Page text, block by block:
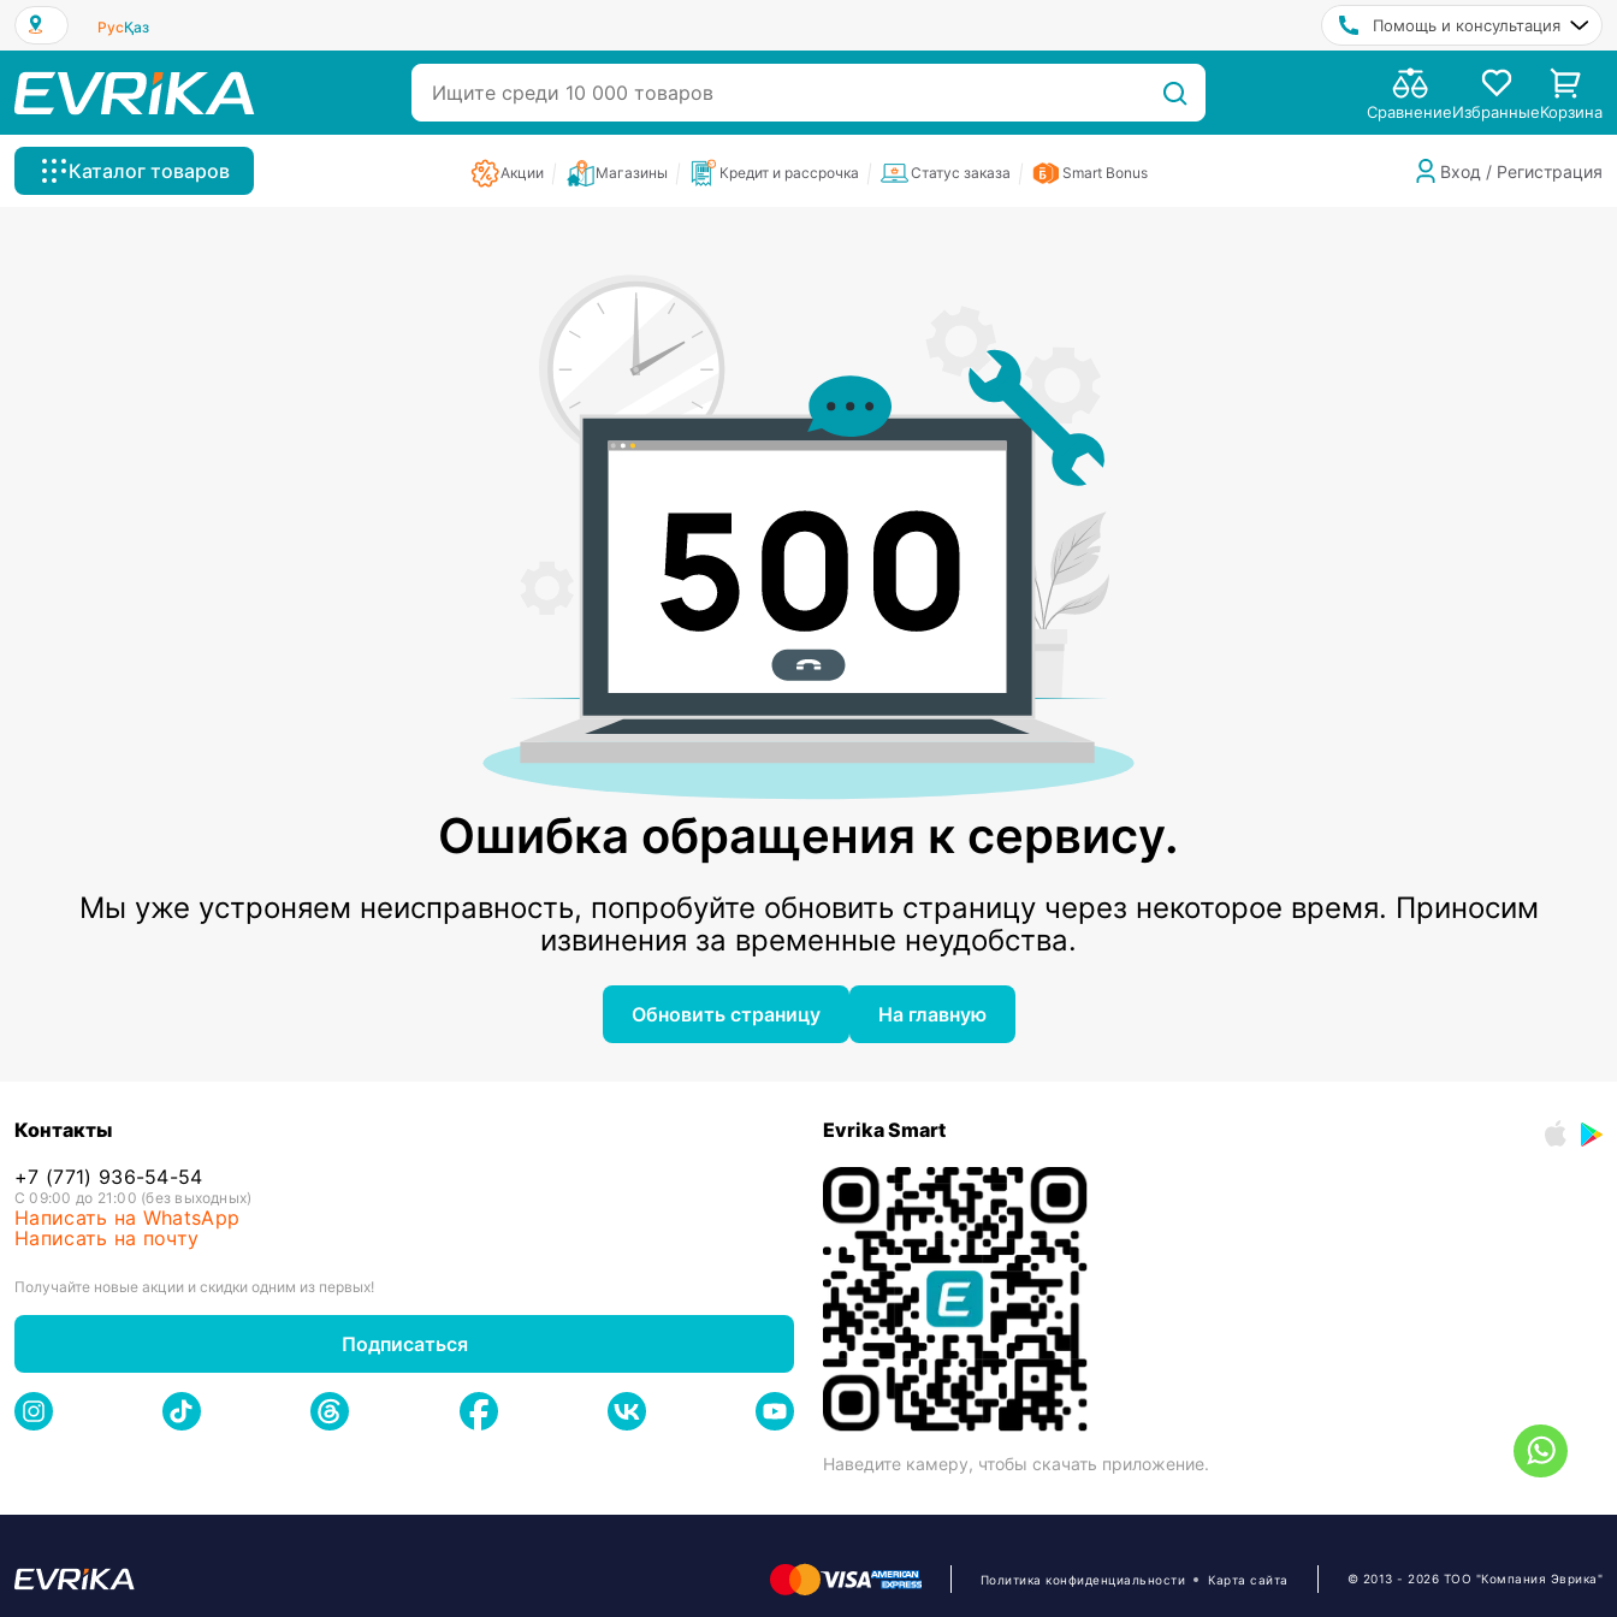
РусҚаз Помощь и консультация
СравнениеИзбранныеКорзина
Каталог товаров Акции Магазины Кредит и рассрочка Статус заказа Smart Bonus Вход / Регистрация
Ошибка обращения к сервису.
Мы уже устроняем неисправность, попробуйте обновить страницу через некоторое время. Приносим
извинения за временные неудобства.
Обновить страницу На главную
Контакты
+7 (771) 936-54-54
С 09:00 до 21:00 (без выходных)
Написать на WhatsApp
Написать на почту
Получайте новые акции и скидки одним из первых!
Подписаться
Evrika Smart
Наведите камеру, чтобы скачать приложение.
Политика конфиденциальности Карта сайта © 2013 - 2026 ТОО "Компания Эврика"